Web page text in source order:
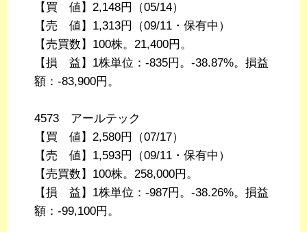
【買 値】2,148円（05/14）
【売 値】1,313円（09/11・保有中）
【売買数】100株。21,400円。
【損 益】1株単位：-835円。-38.87%。損益
額：-83,900円。
4573 アールテック
【買 値】2,580円（07/17）
【売 値】1,593円（09/11・保有中）
【売買数】100株。258,000円。
【損 益】1株単位：-987円。-38.26%。損益
額：-99,100円。